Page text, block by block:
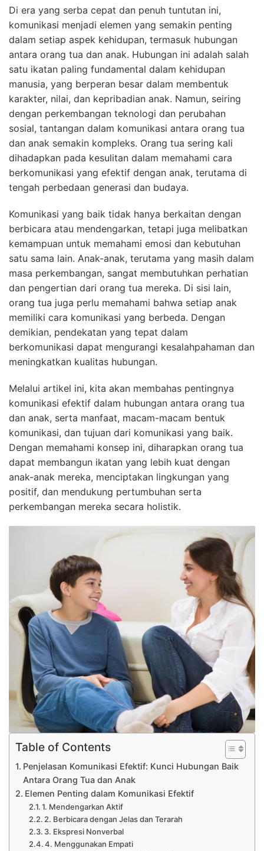
Di era yang serba cepat dan penuh tuntutan ini,
komunikasi menjadi elemen yang semakin penting
dalam setiap aspek kehidupan, termasuk hubungan
antara orang tua dan anak. Hubungan ini adalah salah
satu ikatan paling fundamental dalam kehidupan
manusia, yang berperan besar dalam membentuk
karakter, nilai, dan kepribadian anak. Namun, seiring
dengan perkembangan teknologi dan perubahan
sosial, tantangan dalam komunikasi antara orang tua
dan anak semakin kompleks. Orang tua sering kali
dihadapkan pada kesulitan dalam memahami cara
berkomunikasi yang efektif dengan anak, terutama di
tengah perbedaan generasi dan budaya.
Komunikasi yang baik tidak hanya berkaitan dengan
berbicara atau mendengarkan, tetapi juga melibatkan
kemampuan untuk memahami emosi dan kebutuhan
satu sama lain. Anak-anak, terutama yang masih dalam
masa perkembangan, sangat membutuhkan perhatian
dan pengertian dari orang tua mereka. Di sisi lain,
orang tua juga perlu memahami bahwa setiap anak
memiliki cara komunikasi yang berbeda. Dengan
demikian, pendekatan yang tepat dalam
berkomunikasi dapat mengurangi kesalahpahaman dan
meningkatkan kualitas hubungan.
Melalui artikel ini, kita akan membahas pentingnya
komunikasi efektif dalam hubungan antara orang tua
dan anak, serta manfaat, macam-macam bentuk
komunikasi, dan tujuan dari komunikasi yang baik.
Dengan memahami konsep ini, diharapkan orang tua
dapat membangun ikatan yang lebih kuat dengan
anak-anak mereka, menciptakan lingkungan yang
positif, dan mendukung pertumbuhan serta
perkembangan mereka secara holistik.
Table of Contents
Penjelasan Komunikasi Efektif: Kunci Hubungan Baik
Antara Orang Tua dan Anak
Elemen Penting dalam Komunikasi Efektif
1. Mendengarkan Aktif
2. Berbicara dengan Jelas dan Terarah
3. Ekspresi Nonverbal
4. Menggunakan Empati